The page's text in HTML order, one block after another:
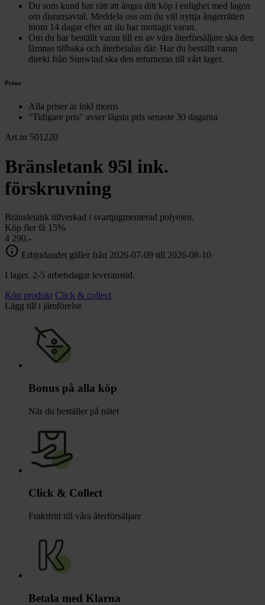
Du som kund har rätt att ångra ditt köp i enlighet med lagen
om distansavtal. Meddela oss om du vill nyttja ångerrätten
inom 14 dagar efter att du har mottagit varan.
Om du har beställt varan till en av våra återförsäljare ska den
lämnas tillbaka och återbetalas där. Har du beställt varan
direkt från Sunwind ska den returneras till vårt lager.
Priser
Alla priser är inkl moms
"Tidigare pris" avser lägsta pris senaste 30 dagarna
Art.nr 501220
Bränsletank 95l ink.
förskruvning
Bränsletank tillverkad i svartpigmenterad polyeten.
Köp fler få 15%
4 290,-
info Erbjudandet gäller från 2026-07-09 till 2026-08-10
I lager. 2-5 arbetsdagar leveranstid.
Köp produkt Click & collect
Lägg till i jämförelse
Bonus på alla köp
När du beställer på nätet
Click & Collect
Fraktfritt till våra återförsäljare
Betala med Klarna